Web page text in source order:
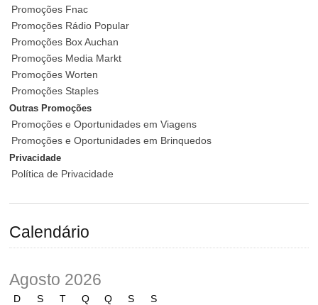
Promoções Fnac
Promoções Rádio Popular
Promoções Box Auchan
Promoções Media Markt
Promoções Worten
Promoções Staples
Outras Promoções
Promoções e Oportunidades em Viagens
Promoções e Oportunidades em Brinquedos
Privacidade
Política de Privacidade
Calendário
Agosto 2026
D S T Q Q S
S